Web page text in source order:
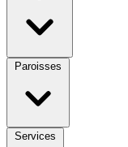
Paroisses
Services